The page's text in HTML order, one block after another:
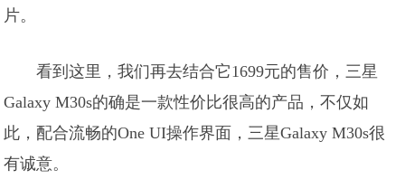
片。
看到这里，我们再去结合它1699元的售价，三星
Galaxy M30s的确是一款性价比很高的产品，不仅如
此，配合流畅的One UI操作界面，三星Galaxy M30s很
有诚意。